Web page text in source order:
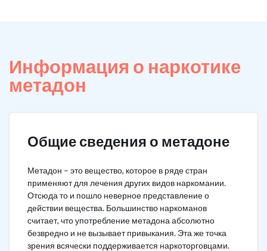
Информация о наркотике
метадон
Общие сведения о метадоне
Метадон – это вещество, которое в ряде стран
применяют для лечения других видов наркомании.
Отсюда то и пошло неверное представление о
действии вещества. Большинство наркоманов
считает, что употребление метадона абсолютно
безвредно и не вызывает привыкания. Эта же точка
зрения всячески поддерживается наркоторговцами.